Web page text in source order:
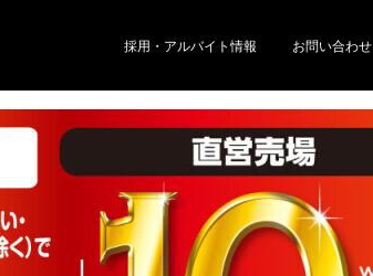
採用・アルバイト情報 お問い合わせ